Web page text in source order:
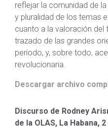
reflejar la comunidad de
y pluralidad de los temas
cuanto a la valoración del
trazado de las grandes
período, y, sobre todo,
revolucionaria.
Descargar archivo
Discurso de Rodney
de la OLAS, La Habana,